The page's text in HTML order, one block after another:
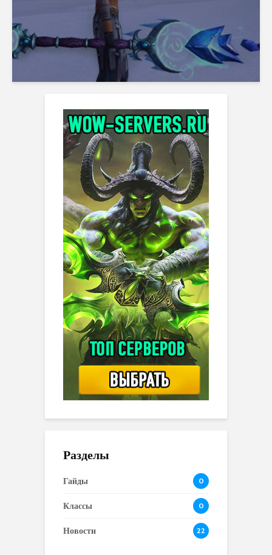
Разделы
Гайды 0
Классы 0
Новости 22